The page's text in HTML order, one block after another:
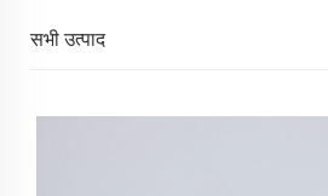
सभी उत्पाद